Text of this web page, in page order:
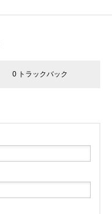
0 トラックバック